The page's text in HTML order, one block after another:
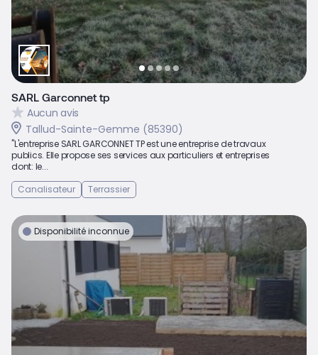
SARL Garconnet tp
Aucun avis
Tallud-Sainte-Gemme (85390)
"L'entreprise SARL GARCONNET TP est une entreprise de travaux
publics. Elle propose ses services aux particuliers et entreprises
dont: le...
Canalisateur
Terrassier
Disponibilité inconnue